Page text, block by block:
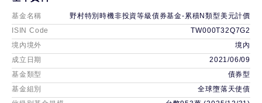
村
特
別
時
機
非
基金名稱
野村特別時機非投資等級債券基金-累積N類型美元計價
ISIN Code
TW000T32Q7G2
境內境外
境內
成立日期
2021/06/09
基金類型
債券型
基金組別
全球墮落天使債